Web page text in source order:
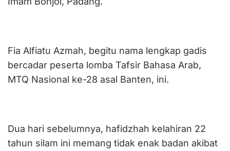
Fia Alfiatu Azmah, begitu nama lengkap gadis
bercadar peserta lomba Tafsir Bahasa Arab,
MTQ Nasional ke-28 asal Banten, ini.
Dua hari sebelumnya, hafidzhah kelahiran 22
tahun silam ini memang tidak enak badan akibat